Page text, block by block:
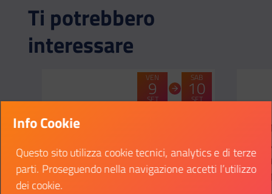
Ti potrebbero
interessare
VEN
9
SET
SAB
10
SET
Festival Nazionale del
Roma - Giardino Verano
La Conferenza Nazionale Enti per il
Info Cookie
Questo sito utilizza cookie tecnici, analytics e di terze
parti. Proseguendo nella navigazione accetti l’utilizzo
dei cookie.